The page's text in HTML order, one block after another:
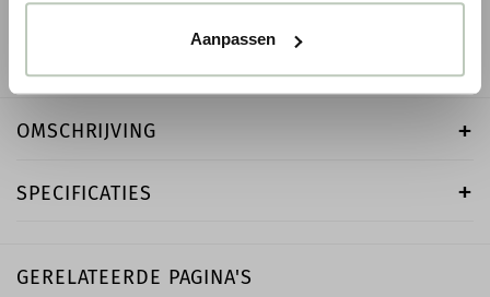
Aanpassen
OMSCHRIJVING
SPECIFICATIES
GERELATEERDE PAGINA'S